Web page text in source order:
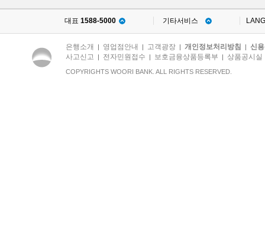
대표 1588-5000 기타서비스
은행소개 | 영업점안내 | 고객광장 | 개인정보처리방침 | 신
사고신고 | 전자민원접수 | 보호금융상품등록부 | 상품공시실
COPYRIGHTS WOORI BANK. ALL RIGHTS RESERVED.